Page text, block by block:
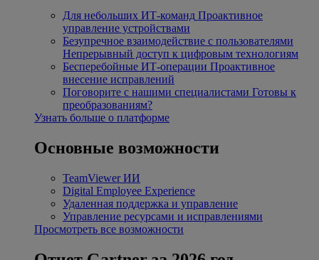
Для небольших ИТ-команд Проактивное
управление устройствами
Безупречное взаимодействие с пользователями
Непрерывный доступ к цифровым технологиям
Бесперебойные ИТ-операции Проактивное
внесение исправлений
Поговорите с нашими специалистами Готовы к
преобразованиям?
Узнать больше о платформе
Основные возможности
TeamViewer ИИ
Digital Employee Experience
Удаленная поддержка и управление
Управление ресурсами и исправлениями
Просмотреть все возможности